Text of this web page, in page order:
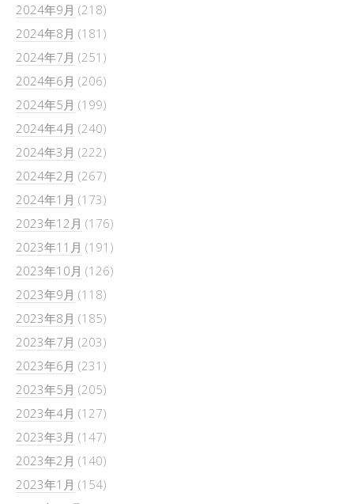
2024年9月 (218)
2024年8月 (181)
2024年7月 (251)
2024年6月 (206)
2024年5月 (199)
2024年4月 (240)
2024年3月 (222)
2024年2月 (267)
2024年1月 (173)
2023年12月 (176)
2023年11月 (191)
2023年10月 (126)
2023年9月 (118)
2023年8月 (185)
2023年7月 (203)
2023年6月 (231)
2023年5月 (205)
2023年4月 (127)
2023年3月 (147)
2023年2月 (140)
2023年1月 (154)